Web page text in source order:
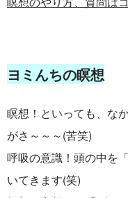
ヨミんちの瞑想
瞑想！といっても、な
がさ～～～(苦笑)
呼吸の意識！頭の中を
いてきます(笑)